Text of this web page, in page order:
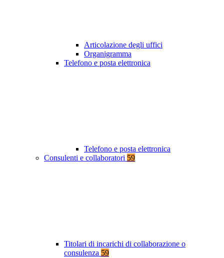
Articolazione degli uffici
Organigramma
Telefono e posta elettronica
Telefono e posta elettronica
Consulenti e collaboratori 59
Titolari di incarichi di collaborazione o
consulenza 59